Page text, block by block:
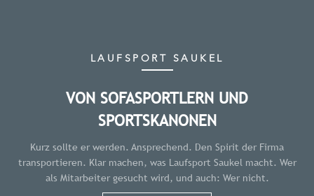
LAUFSPORT SAUKEL
VON SOFASPORTLERN UND
SPORTSKANONEN
Kurz sollte er werden. Ansprechend. Den Spirit der Firma
transportieren. Klar machen, was Laufsport Saukel macht. Wer
als Mitarbeiter gesucht wird, und auch: Wer nicht.